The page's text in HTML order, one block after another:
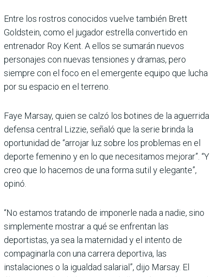
Entre los rostros conocidos vuelve también Brett
Goldstein, como el jugador estrella convertido en
entrenador Roy Kent. A ellos se sumarán nuevos
personajes con nuevas tensiones y dramas, pero
siempre con el foco en el emergente equipo que lucha
por su espacio en el terreno.
Faye Marsay, quien se calzó los botines de la aguerrida
defensa central Lizzie, señaló que la serie brinda la
oportunidad de “arrojar luz sobre los problemas en el
deporte femenino y en lo que necesitamos mejorar”. “Y
creo que lo hacemos de una forma sutil y elegante”,
opinó.
“No estamos tratando de imponerle nada a nadie, sino
simplemente mostrar a qué se enfrentan las
deportistas, ya sea la maternidad y el intento de
compaginarla con una carrera deportiva, las
instalaciones o la igualdad salarial”, dijo Marsay. El